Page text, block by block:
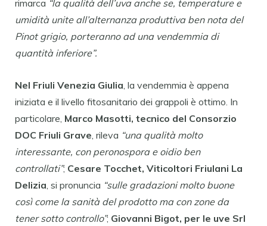
rimarca “la qualità dell’uva anche se, temperature e
umidità unite all’alternanza produttiva ben nota del
Pinot grigio, porteranno ad una vendemmia di
quantità inferiore”.
Nel Friuli Venezia Giulia, la vendemmia è appena
iniziata e il livello fitosanitario dei grappoli è ottimo. In
particolare, Marco Masotti, tecnico del Consorzio
DOC Friuli Grave, rileva “una qualità molto
interessante, con peronospora e oidio ben
controllati”; Cesare Tocchet, Viticoltori Friulani La
Delizia, si pronuncia “sulle gradazioni molto buone
così come la sanità del prodotto ma con zone da
tener sotto controllo”; Giovanni Bigot, per le uve Srl